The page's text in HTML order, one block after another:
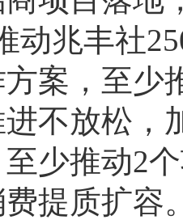
动兆丰社
方案，至少
不放松，
少推动2
质扩容